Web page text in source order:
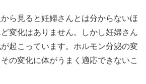
ら見ると妊婦さんとは分からないほ
変化はありません。しかし妊婦さん
起こっています。ホルモン分泌の変
の変化に体がうまく適応できないこ